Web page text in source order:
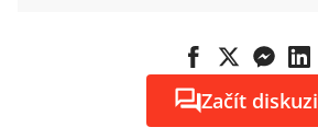
Začít diskuzi